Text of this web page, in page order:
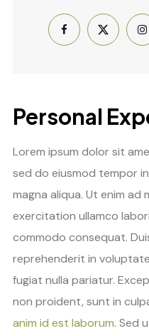
Personal
Lorem ipsum dolor sit
sed do eiusmod tempor
magna aliqua. Ut enim ad
exercitation ullamco
commodo consequat.
reprehenderit in
fugiat nulla pariatur.
non proident, sunt in
anim id est laborum. Sed